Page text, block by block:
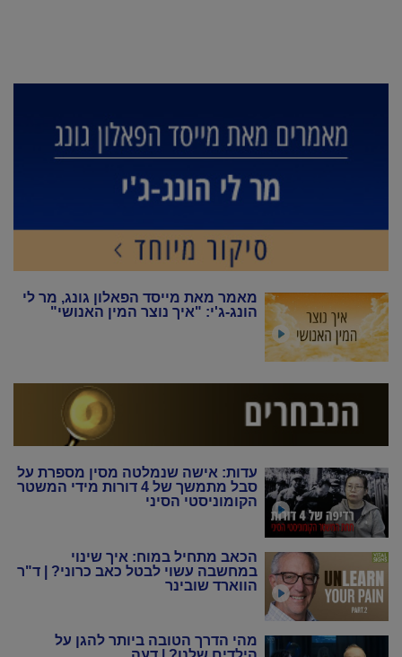
מאמר מאת מייסד הפאלון גונג, מר לי
הונג-ג'י: "איך נוצר המין האנושי"
עדות: אישה שנמלטה מסין מספרת על
סבל מתמשך של 4 דורות מידי המשטר
הקומוניסטי הסיני
הכאב מתחיל במוח: איך שינוי
במחשבה עשוי לבטל כאב כרוני? | ד"ר
הווארד שובינר
מהי הדרך הטובה ביותר להגן על